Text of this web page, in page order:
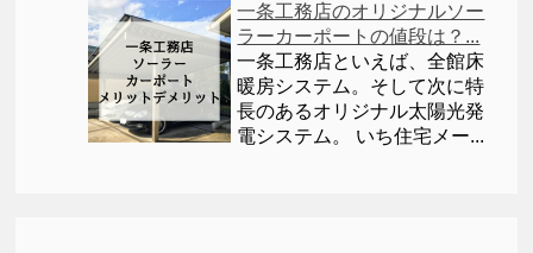
一条工務店のオリジナルソー
ラーカーポートの値段は？...
一条工務店といえば、全館床
暖房システム。そして次に特
長のあるオリジナル太陽光発
電システム。 いち住宅メー...